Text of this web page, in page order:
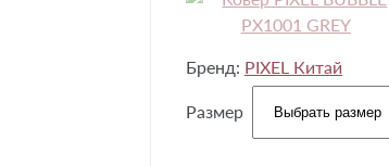
Бренд: PIXEL Китай
Размер